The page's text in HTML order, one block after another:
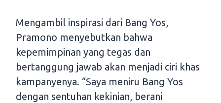
Mengambil inspirasi dari Bang Yos,
Pramono menyebutkan bahwa
kepemimpinan yang tegas dan
bertanggung jawab akan menjadi ciri khas
kampanyenya. “Saya meniru Bang Yos
dengan sentuhan kekinian, berani